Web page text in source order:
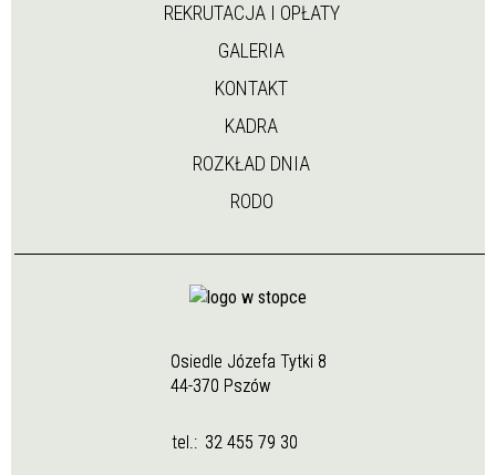
REKRUTACJA I OPŁATY
GALERIA
KONTAKT
KADRA
ROZKŁAD DNIA
RODO
Osiedle Józefa Tytki 8
44-370 Pszów
tel.: 32 455 79 30